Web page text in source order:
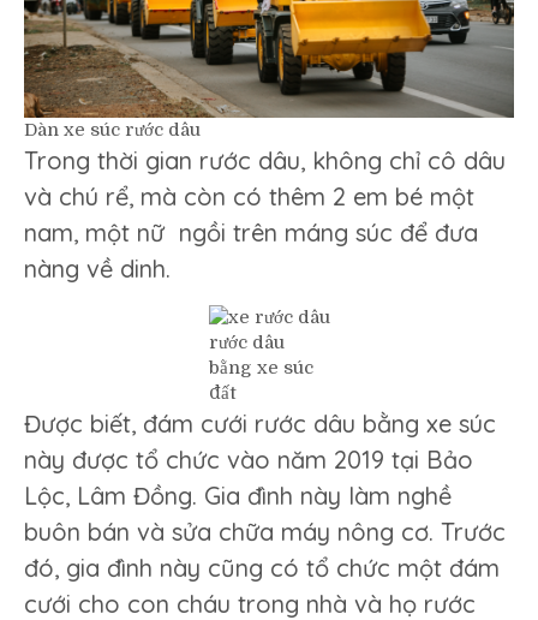
Dàn xe súc rước dâu
Trong thời gian rước dâu, không chỉ cô dâu
và chú rể, mà còn có thêm 2 em bé một
nam, một nữ ngồi trên máng súc để đưa
nàng về dinh.
rước dâu
bằng xe súc
đất
Được biết, đám cưới rước dâu bằng xe súc
này được tổ chức vào năm 2019 tại Bảo
Lộc, Lâm Đồng. Gia đình này làm nghề
buôn bán và sửa chữa máy nông cơ. Trước
đó, gia đình này cũng có tổ chức một đám
cưới cho con cháu trong nhà và họ rước